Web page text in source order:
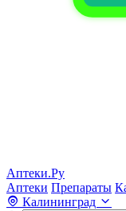
Аптеки.Ру
Аптеки Препараты
Калининград